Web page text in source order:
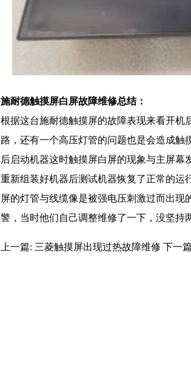
施耐德触摸屏白屏故障维修总结：
根据这台施耐德触摸屏的故障表现来看开机
路，还有一个高压灯管的问题也是会造成
后启动机器这时触摸屏白屏的现象与主屏幕
重新组装好机器后测试机器恢复了正常的运
屏的灯管与线缆像是被强电压刺激过而出
警，当时他们自己调整维修了一下，没坚持
上一篇: 三菱触摸屏出现过热故障维修 下一